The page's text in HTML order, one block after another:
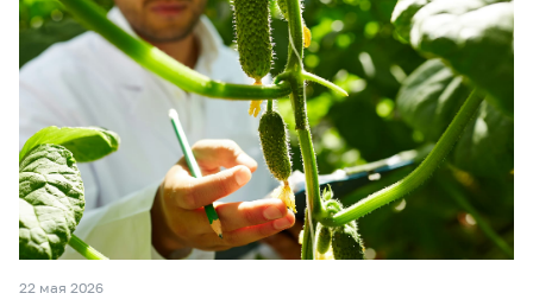
22 мая 2026